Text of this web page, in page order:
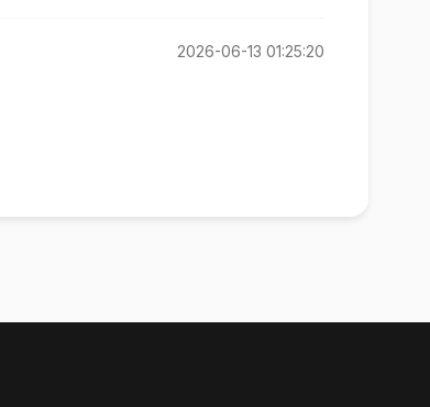
2026-06-13 01:25:20